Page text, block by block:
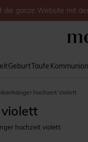
GeburtTaufe
hochzeit Violett
hochzeit violett
die ganze Website mit